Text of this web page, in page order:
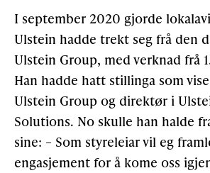
I september 2020 gjorde
Ulstein hadde trekt seg frå den
Ulstein Group, med verknad frå
Han hadde hatt stillinga som
Ulstein Group og direktør i
Solutions. No skulle han halde
sine: – Som styreleiar vil eg
engasjement for å kome oss